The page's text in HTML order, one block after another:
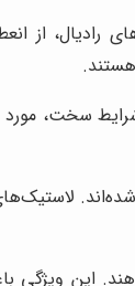
از
سخت، مورد
این ویژگی